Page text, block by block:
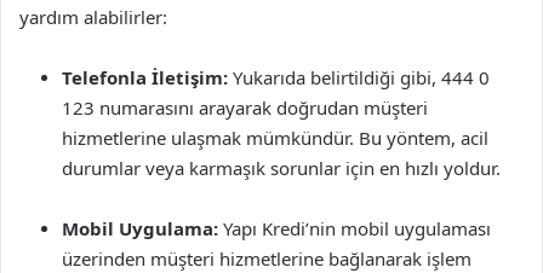
yardım alabilirler:
Telefonla İletişim: Yukarıda belirtildiği gibi, 444 0
123 numarasını arayarak doğrudan müşteri
hizmetlerine ulaşmak mümkündür. Bu yöntem, acil
durumlar veya karmaşık sorunlar için en hızlı yoldur.
Mobil Uygulama: Yapı Kredi’nin mobil uygulaması
üzerinden müşteri hizmetlerine bağlanarak işlem